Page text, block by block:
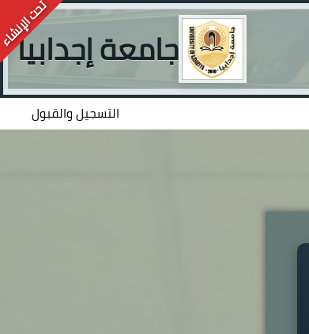
جامعة إجدابيا
التسجيل والقبول